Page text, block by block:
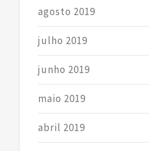
agosto 2019
julho 2019
junho 2019
maio 2019
abril 2019